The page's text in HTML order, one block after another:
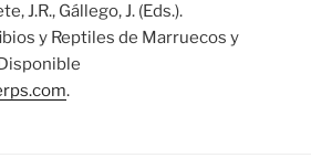
J.R., Gállego, J. (Eds.).
y Reptiles de Marruecos y
.